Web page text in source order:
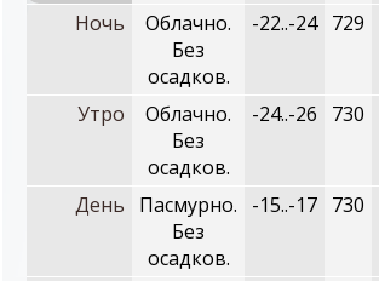
Ночь
Облачно.
Без
осадков.
-22..-24 729
Утро
Облачно.
Без
осадков.
-24..-26 730
День
Пасмурно.
Без
осадков.
-15..-17 730